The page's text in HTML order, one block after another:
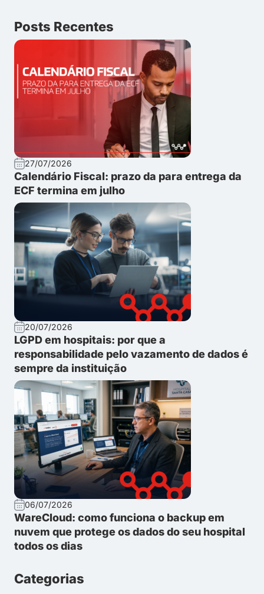
Posts Recentes
27/07/2026
Calendário Fiscal: prazo da para entrega da
ECF termina em julho
20/07/2026
LGPD em hospitais: por que a
responsabilidade pelo vazamento de dados é
sempre da instituição
06/07/2026
WareCloud: como funciona o backup em
nuvem que protege os dados do seu hospital
todos os dias
Categorias